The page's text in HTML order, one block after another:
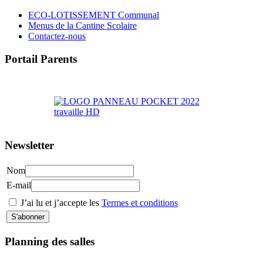
ECO-LOTISSEMENT Communal
Menus de la Cantine Scolaire
Contactez-nous
Portail Parents
Newsletter
Nom
E-mail
J’ai lu et j’accepte les Termes et conditions
Planning des salles